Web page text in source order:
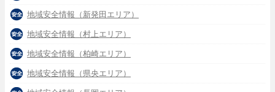
地域安全情報（新発田エリア）
地域安全情報（村上エリア）
地域安全情報（柏崎エリア）
地域安全情報（県央エリア）